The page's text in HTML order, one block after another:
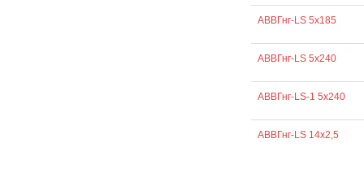
АВВГнг-LS 5х185
АВВГнг-LS 5х240
АВВГнг-LS-1 5х240
АВВГнг-LS 14х2,5